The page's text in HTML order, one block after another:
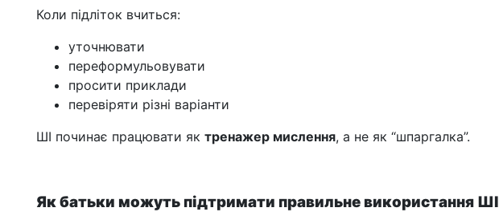
Коли підліток вчиться:
уточнювати
переформульовувати
просити приклади
перевіряти різні варіанти
ШІ починає працювати яктренажер мислення, а не як “шпаргалка”.
Як батьки можуть підтримати правильне використання ШІ